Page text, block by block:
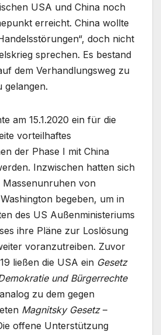
USA und China noch
erreicht. China wollte
doch nicht
sprechen. Es bestand
dem Verhandlungsweg zu
gelangen.
am 15.1.2020 ein für die
vorteilhaftes
der Phase I mit China
Inzwischen hatten sich
von
begeben, um in
des US Außenministeriums
ihre Pläne zur Loslösung
voranzutreiben. Zuvor
ließen die USA ein Gesetz
und Bürgerrechte
zu dem gegen
Magnitsky Gesetz–
offene Unterstützung